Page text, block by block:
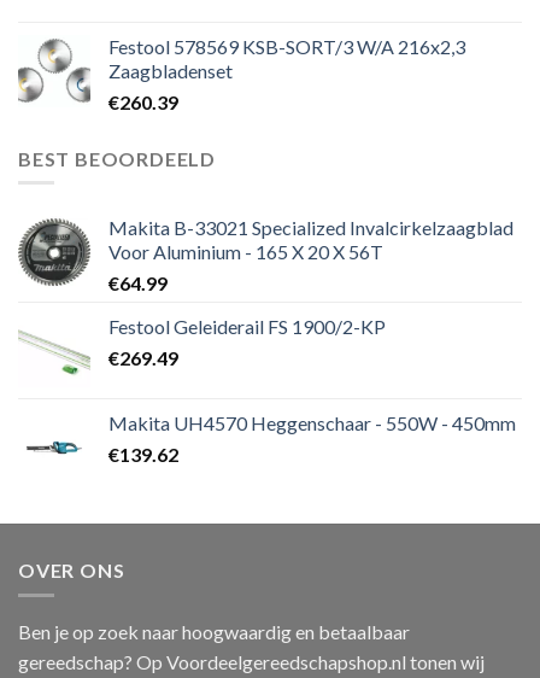
Festool 578569 KSB-SORT/3 W/A 216x2,3
Zaagbladenset
€260.39
BEST BEOORDEELD
Makita B-33021 Specialized Invalcirkelzaagblad
Voor Aluminium - 165 X 20 X 56T
€64.99
Festool Geleiderail FS 1900/2-KP
€269.49
Makita UH4570 Heggenschaar - 550W - 450mm
€139.62
OVER ONS
Ben je op zoek naar hoogwaardig en betaalbaar
gereedschap? Op Voordeelgereedschapshop.nl tonen wij